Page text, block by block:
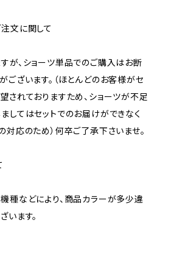
文に関して
が、ショーツ単品でのご購入はお断
ございます。（ほとんどのお客様がセ
されておりますため、ショーツが不足
してはセットでのお届けができなく
対応のため）何卒ご了承下さいませ。
種などにより、商品カラーが多少違
います。